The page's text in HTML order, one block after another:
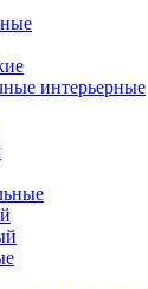
интерьерные